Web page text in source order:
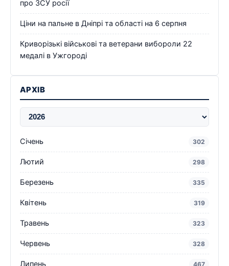
про ЗСУ росії
Ціни на пальне в Дніпрі та області на 6 серпня
Криворізькі військові та ветерани вибороли 22
медалі в Ужгороді
АРХІВ
Січень 302
Лютий 298
Березень 335
Квітень 319
Травень 323
Червень 328
Липень 467